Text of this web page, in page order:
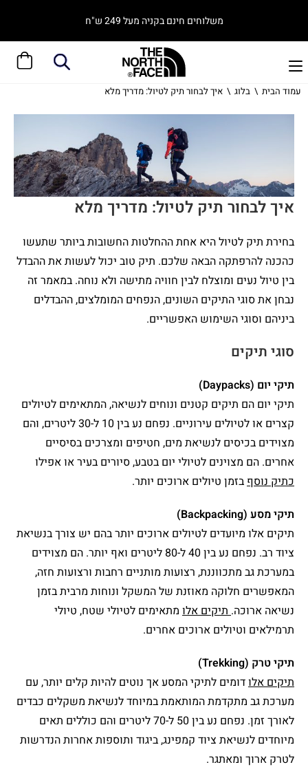
משלוחים חינם בקניה מעל 249 ש"ח
עמוד הבית \ בלוג \ איך לבחור תיק לטיול: מדריך מלא
איך לבחור תיק לטיול: מדריך מלא
בחירת תיק לטיול היא אחת ההחלטות החשובות ביותר שתעשו
כהכנה להרפתקה הבאה שלכם. תיק טוב יכול לעשות את ההבדל
בין טיול נעים ומוצלח לבין חוויה מתישה ולא נוחה. במאמר זה
נבחן את סוגי התיקים השונים, הנפחים המומלצים, ההבדלים
ביניהם וסוגי השימוש האפשריים.
סוגי תיקים
תיקי יום (Daypacks)
תיקי יום הם תיקים קטנים ונוחים לנשיאה, המתאימים לטיולים
קצרים או לטיולים עירוניים. נפחם נע בין 10 ל-30 ליטרים, והם
מצוידים בכיסים לנשיאת מים, חטיפים ומצרכים בסיסיים
אחרים. הם מצוינים לטיולי יום בטבע, סיורים בעיר או אפילו
כתיק נוסף בזמן טיולים ארוכים יותר.
תיקי מסע (Backpacking)
תיקים אלו מיועדים לטיולים ארוכים יותר בהם יש צורך בנשיאת
ציוד רב. נפחם נע בין 40 ל-80 ליטרים ואף יותר. הם מצוידים
במערכת גב מתכווננת, רצועות מותניים רחבות ורצועות חזה,
המאפשרים חלוקה מאוזנת של המשקל ונוחות מרבית בזמן
נשיאה ארוכה. תיקים אלו מתאימים לטיולי שטח, טיולי
תרמילאים וטיולים ארוכים אחרים.
תיקי טרק (Trekking)
תיקים אלודומים לתיקי המסע אך נוטים להיות קלים יותר, עם
מערכת גב מתקדמת המותאמת במיוחד לנשיאת משקלים כבדים
לאורך זמן. נפחם נע בין 50 ל-70 ליטרים והם כוללים תאים
מיוחדים לנשיאת ציוד קמפינג, ביגוד ותוספות אחרות הנדרשות
לטרק ארוך ומאתגר.